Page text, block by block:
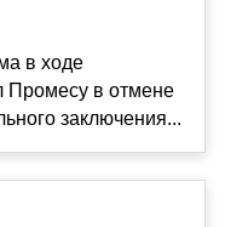
в ходе
Промесу в отмене
заключения...